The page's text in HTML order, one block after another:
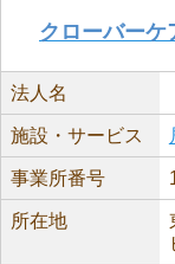
クローバーケ
法人名
施設・サービス
事業所番号
所在地